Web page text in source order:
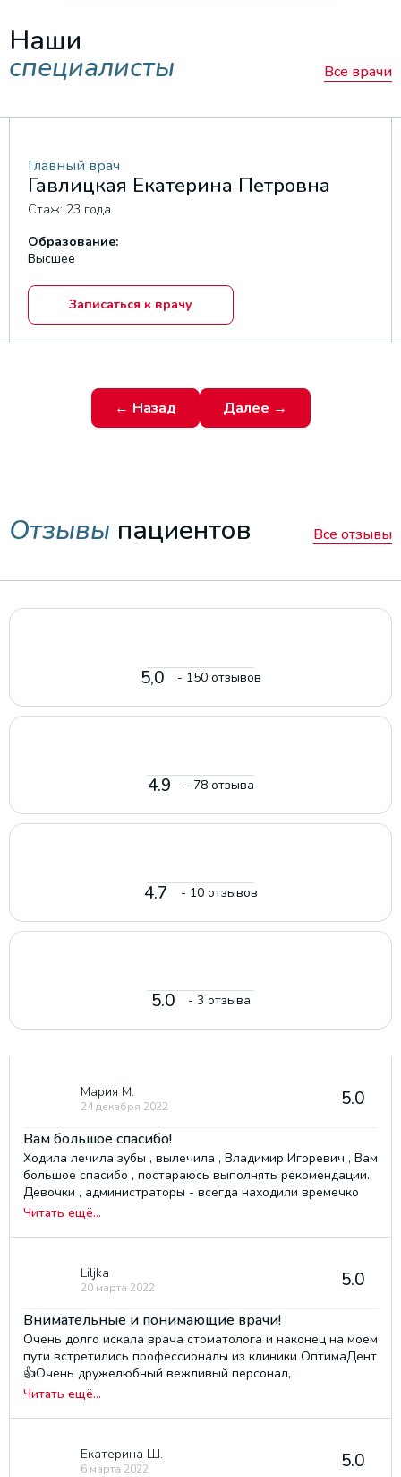
Наши
специалисты Все врачи
Главный врач
Гавлицкая Екатерина Петровна
Стаж: 23 года
Образование:
Высшее
Записаться к врачу
← Назад Далее →
Отзывы пациентов Все отзывы
5,0 - 150 отзывов
4.9 - 78 отзыва
4.7 - 10 отзывов
5.0 - 3 отзыва
Мария М.
24 декабря 2022 5.0
Вам большое спасибо!
Ходила лечила зубы , вылечила , Владимир Игоревич , Вам
большое спасибо , постараюсь выполнять рекомендации.
Девочки , администраторы - всегда находили времечко
для меня , спасибо вам огромное. Гигиенист, очень крутой,
процветания 😍Мазурина М Вф
Читать ещё...
Liljka
20 марта 2022 5.0
Внимательные и понимающие врачи!
Очень долго искала врача стоматолога и наконец на моем
пути встретились профессионалы из клиники ОптимаДент
👍Очень дружелюбный вежливый персонал,
внимательные и понимающие врачи! Быстро записали на
четко оказали помощь! Евгений Владимирович и
Читать ещё...
Екатерина Ш.
6 марта 2022 5.0